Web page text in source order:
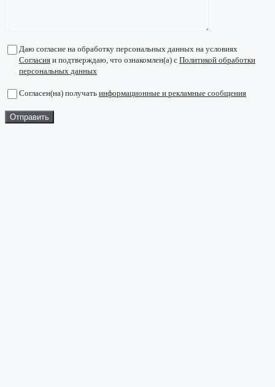
Даю согласие на обработку персональных данных на условиях
Согласия и подтверждаю, что ознакомлен(а) с Политикой обработки
персональных данных
Согласен(на) получать информационные и рекламные сообщения